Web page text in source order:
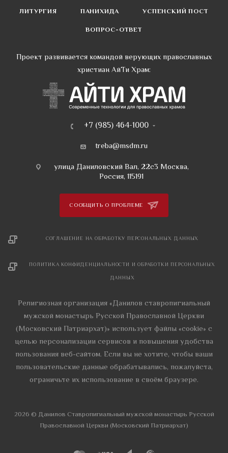
ЛИТУРГИЯ
ПАНИХИДА
УСПЕНСКИЙ ПОСТ
ВОПРОС-ОТВЕТ
Проект развивается командой верующих православных
христиан АйТи Храм:
+7 (985) 464-1000
treba@msdm.ru
улица Даниловский Вал, 22с3 Москва,
Россия, 115191
СООБЩИТЬ О ПРОБЛЕМЕ
СОГЛАШЕНИЕ НА ОБРАБОТКУ ПЕРСОНАЛЬНЫХ ДАННЫХ
ПОЛИТИКА КОНФИДЕНЦИАЛЬНОСТИ И ОБРАБОТКИ ПЕРСОНАЛЬНЫХ
ДАННЫХ
Религиозная организация «Данилов ставропигиальный
мужской монастырь Русской Православной Церкви
(Московский Патриархат)» использует файлы «cookie» с
целью персонализации сервисов и повышения удобства
пользования веб-сайтом. Если вы не хотите, чтобы ваши
пользовательские данные обрабатывались, пожалуйста,
ограничьте их использование в своём браузере.
2026 © Данилов Cтавропигиальный мужской монастырь Русской
Православной Церкви (Московский Патриархат)